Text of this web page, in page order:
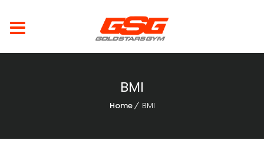
BMI
Home BMI